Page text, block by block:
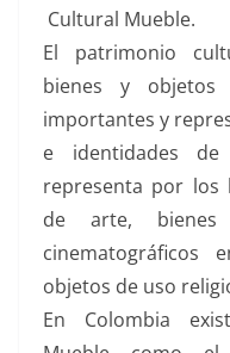
Cultural Mueble.
El patrimonio
bienes y objetos
importantes y
e identidades
representa por los
de arte, bienes
cinematográficos
objetos de uso
En Colombia